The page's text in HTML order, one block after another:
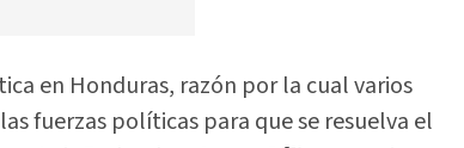
en Honduras, razón por la cual varios
fuerzas políticas para que se resuelva el